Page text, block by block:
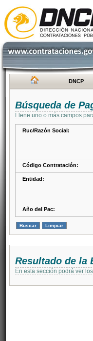
DNCP
Búsqueda de
Llene uno o más campos
Ruc/Razón Social:
Código Contratación:
Entidad:
Año del Pac:
Resultado de la
En esta sección podrá ver